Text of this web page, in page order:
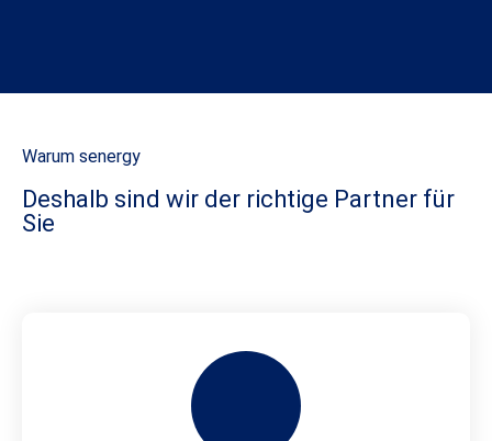
Warum senergy
Deshalb sind wir der richtige Partner für
Sie